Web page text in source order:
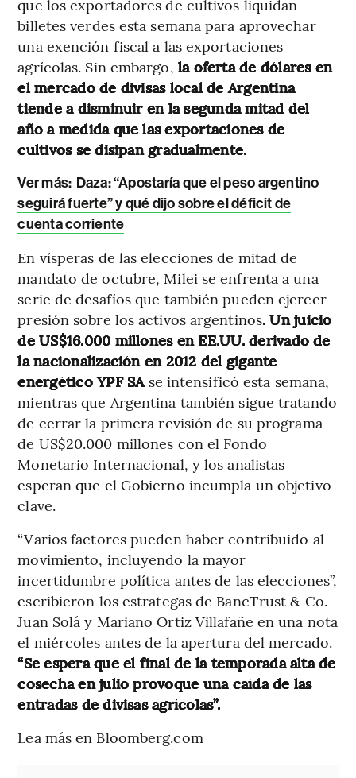
que los exportadores de cultivos liquidan
billetes verdes esta semana para aprovechar
una exención fiscal a las exportaciones
agrícolas. Sin embargo, la oferta de dólares en
el mercado de divisas local de Argentina
tiende a disminuir en la segunda mitad del
año a medida que las exportaciones de
cultivos se disipan gradualmente.
Ver más: Daza: “Apostaría que el peso argentino
seguirá fuerte” y qué dijo sobre el déficit de
cuenta corriente
En vísperas de las elecciones de mitad de
mandato de octubre, Milei se enfrenta a una
serie de desafíos que también pueden ejercer
presión sobre los activos argentinos. Un juicio
de US$16.000 millones en EE.UU. derivado de
la nacionalización en 2012 del gigante
energético YPF SAse intensificó esta semana,
mientras que Argentina también sigue tratando
de cerrar la primera revisión de su programa
de US$20.000 millones con el Fondo
Monetario Internacional, y los analistas
esperan que el Gobierno incumpla un objetivo
clave.
“Varios factores pueden haber contribuido al
movimiento, incluyendo la mayor
incertidumbre política antes de las elecciones”,
escribieron los estrategas de BancTrust & Co.
Juan Solá y Mariano Ortiz Villafañe en una nota
el miércoles antes de la apertura del mercado.
“Se espera que el final de la temporada alta de
cosecha en julio provoque una caída de las
entradas de divisas agrícolas”.
Lea más en Bloomberg.com